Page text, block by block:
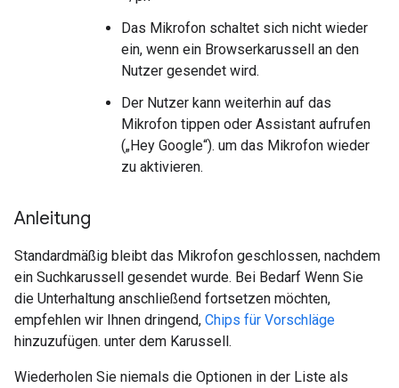
Das Mikrofon schaltet sich nicht wieder
ein, wenn ein Browserkarussell an den
Nutzer gesendet wird.
Der Nutzer kann weiterhin auf das
Mikrofon tippen oder Assistant aufrufen
(„Hey Google“). um das Mikrofon wieder
zu aktivieren.
Anleitung
Standardmäßig bleibt das Mikrofon geschlossen, nachdem
ein Suchkarussell gesendet wurde. Bei Bedarf Wenn Sie
die Unterhaltung anschließend fortsetzen möchten,
empfehlen wir Ihnen dringend, Chips für Vorschläge
hinzuzufügen. unter dem Karussell.
Wiederholen Sie niemals die Optionen in der Liste als